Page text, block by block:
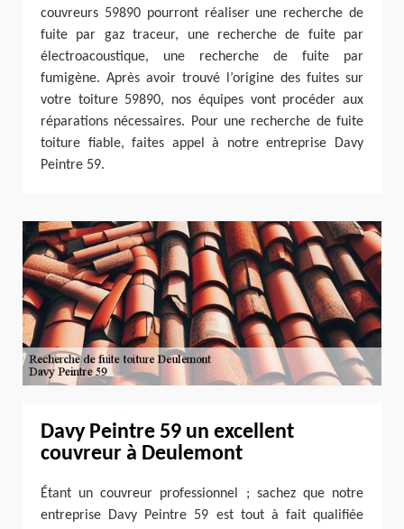
couvreurs 59890 pourront réaliser une recherche de
fuite par gaz traceur, une recherche de fuite par
électroacoustique, une recherche de fuite par
fumigène. Après avoir trouvé l’origine des fuites sur
votre toiture 59890, nos équipes vont procéder aux
réparations nécessaires. Pour une recherche de fuite
toiture fiable, faites appel à notre entreprise Davy
Peintre 59.
Davy Peintre 59 un excellent
couvreur à Deulemont
Étant un couvreur professionnel ; sachez que notre
entreprise Davy Peintre 59 est tout à fait qualifiée